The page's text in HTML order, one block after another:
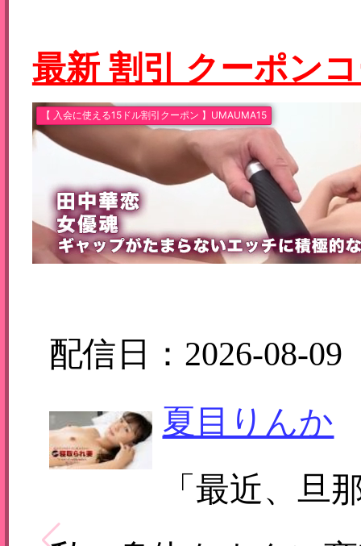
最新 割引 クーポン
配信日：2026-08-09
夏目りんか
「最近、旦